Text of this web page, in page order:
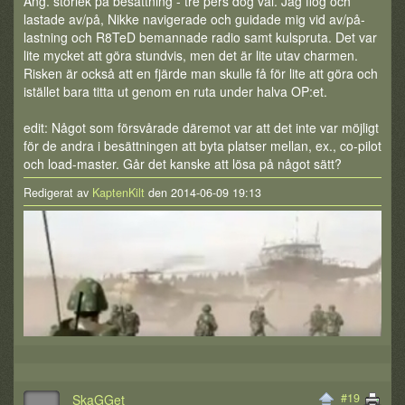
lastade av/på, Nikke navigerade och guidade mig vid av/på-
lastning och R8TeD bemannade radio samt kulspruta. Det var
lite mycket att göra stundvis, men det är lite utav charmen.
Risken är också att en fjärde man skulle få för lite att göra och
istället bara titta ut genom en ruta under halva OP:et.
edit: Något som försvårade däremot var att det inte var möjligt
för de andra i besättningen att byta platser mellan, ex., co-pilot
och load-master. Går det kanske att lösa på något sätt?
Redigerat av KaptenKilt den 2014-06-09 19:13
#19
SkaGGet